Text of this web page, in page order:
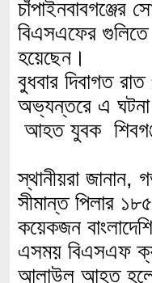
চাঁপাইনবাবগঞ্জের
বিএসএফের
হয়েছেন।
বুধবার দিবাগত
অভ্যন্তরে এ ঘটনা
আহত যুবক শিবগঞ্জ
স্থানীয়রা জানান,
সীমান্ত পিলার
কয়েকজন
এসময় বিএসএফ
আলাউল আহত হলে